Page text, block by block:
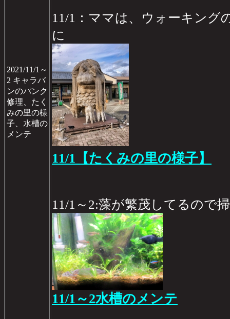
2021/11/1～
2 キャラバ
ンのパンク
修理、たく
みの里の様
子、水槽の
メンテ
11/1：ママは、ウォーキング
に
11/1【たくみの里の様子】
11/1～2:藻が繁茂してるので
11/1～2水槽のメンテ